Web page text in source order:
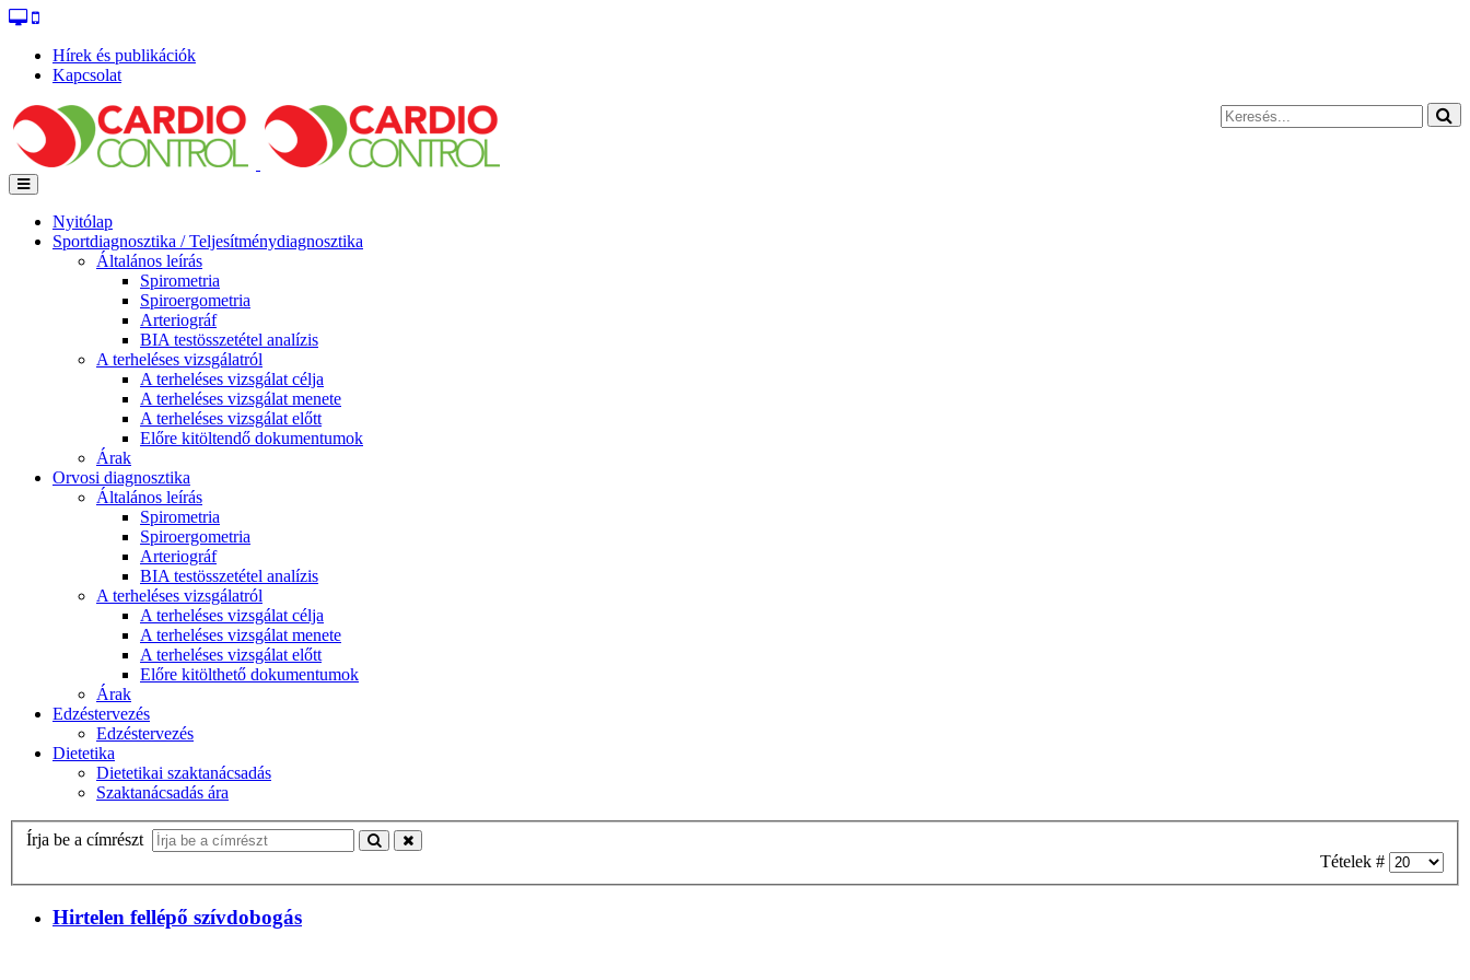
Hírek és publikációk
Kapcsolat
Nyitólap
Sportdiagnosztika / Teljesítménydiagnosztika
Általános leírás
Spirometria
Spiroergometria
Arteriográf
BIA testösszetétel analízis
A terheléses vizsgálatról
A terheléses vizsgálat célja
A terheléses vizsgálat menete
A terheléses vizsgálat előtt
Előre kitöltendő dokumentumok
Árak
Orvosi diagnosztika
Általános leírás
Spirometria
Spiroergometria
Arteriográf
BIA testösszetétel analízis
A terheléses vizsgálatról
A terheléses vizsgálat célja
A terheléses vizsgálat menete
A terheléses vizsgálat előtt
Előre kitölthető dokumentumok
Árak
Edzéstervezés
Edzéstervezés
Dietetika
Dietetikai szaktanácsadás
Szaktanácsadás ára
Írja be a címrészt
Tételek #
Hirtelen fellépő szívdobogás